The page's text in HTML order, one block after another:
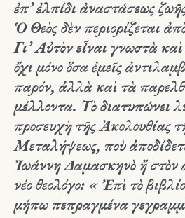
ἐπ’ ἐλπίδι ἀναστάσεως
Ὁ Θεὸς δὲν περιορίζεται
Γι’ Αὐτὸν εἶναι γνωστὰ
ὄχι μόνο ὅσα ἐμεῖς
παρόν, ἀλλὰ καὶ τὰ
μέλλοντα. Τὸ διατυπώνει
προσευχὴ τῆς Ἀκολουθίας
Μεταλήψεως, ποὺ
Ἰωάννη Δαμασκηνὸ ἤ στὸν
νέο θεολόγο: « Ἐπὶ τὸ
μήπω πεπραγμένα